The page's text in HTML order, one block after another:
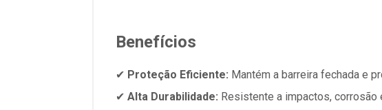
Benefícios
✔ Proteção Eficiente: Mantém a barreira fechada e
✔ Alta Durabilidade: Resistente a impactos, corrosão